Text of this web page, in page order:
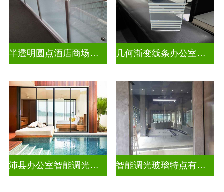
半透明圆点酒店商场彩色渐变玻璃 几何渐变线条办公室彩色渐变玻璃
沛县办公室智能调光玻璃厂商 智能调光玻璃特点有哪些方面